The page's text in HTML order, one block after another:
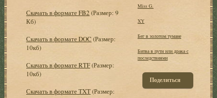
Скачать в формате FB2 (Размер: 9
Кб)
Скачать в формате DOC (Размер:
10кб)
Скачать в формате RTF(Размер:
10кб)
Скачать в формате TXT(Размер:
Miss G.
XY
Бег в золотом тумане
Битва в пути или драка с
последствиями
Поделиться